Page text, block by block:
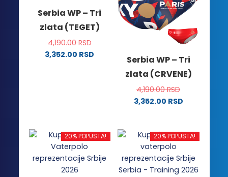
Serbia WP – Tri
zlata (TEGET)
4,190.00RSD
3,352.00 RSD
mogu
biti
izabrane
na
Serbia WP – Tri
zlata (CRVENE)
4,190.00RSD
3,352.00 RSD
ima
više
varijanti.
Opcije
20% POPUSTA! 20% POPUSTA!